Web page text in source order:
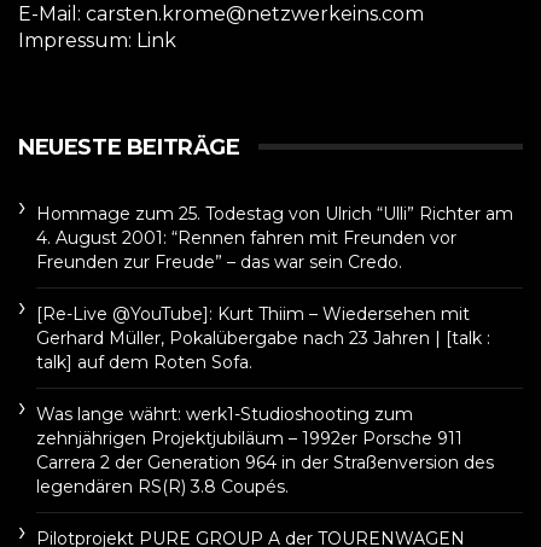
E-Mail: carsten.krome@netzwerkeins.com
Impressum: Link
NEUESTE BEITRÄGE
Hommage zum 25. Todestag von Ulrich “Ulli” Richter am
4. August 2001: “Rennen fahren mit Freunden vor
Freunden zur Freude” – das war sein Credo.
[Re-Live @YouTube]: Kurt Thiim – Wiedersehen mit
Gerhard Müller, Pokalübergabe nach 23 Jahren | [talk :
talk] auf dem Roten Sofa.
Was lange währt: werk1-Studioshooting zum
zehnjährigen Projektjubiläum – 1992er Porsche 911
Carrera 2 der Generation 964 in der Straßenversion des
legendären RS(R) 3.8 Coupés.
Pilotprojekt PURE GROUP A der TOURENWAGEN